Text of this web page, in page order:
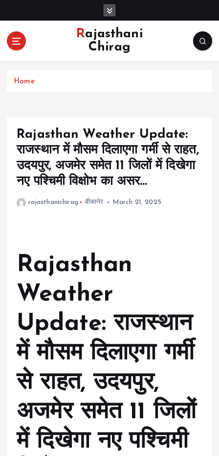
o
Rajasthani
Chirag
Home
Rajasthan Weather Update:
राजस्थान में मौसम दिलाएगा गर्मी से राहत,
उदयपुर, अजमेर समेत 11 जिलों में दिखेगा
नए पश्चिमी विक्षोभ का असर…
rajasthanichirag बीकानेर March 21, 2025
Rajasthan
Weather
Update: राजस्थान
में मौसम दिलाएगा गर्मी
से राहत, उदयपुर,
अजमेर समेत 11 जिलों
में दिखेगा नए पश्चिमी